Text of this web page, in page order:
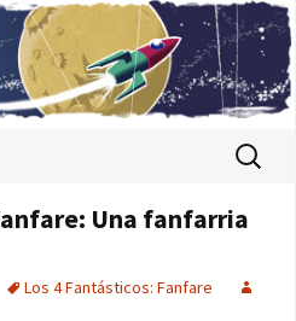
Buscar:
Una fanfarria
Los 4 Fantásticos: Fanfare